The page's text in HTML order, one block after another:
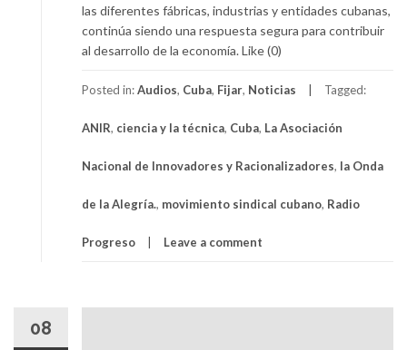
las diferentes fábricas, industrias y entidades cubanas,
continúa siendo una respuesta segura para contribuir
al desarrollo de la economía. Like (0)
Posted in:Audios, Cuba, Fijar, Noticias Tagged:
ANIR, ciencia y la técnica, Cuba, La Asociación
Nacional de Innovadores y Racionalizadores, la Onda
de la Alegría., movimiento sindical cubano, Radio
Progreso Leave a comment
08